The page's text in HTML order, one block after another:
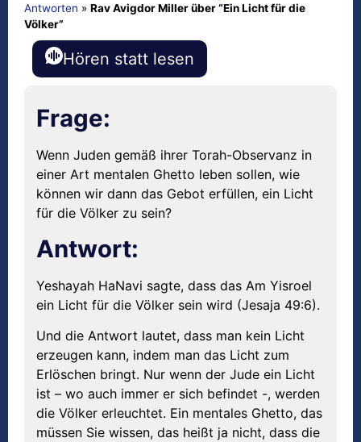
Antworten » Rav Avigdor Miller über “Ein Licht für die
Völker”
Hören statt lesen
Frage:
Wenn Juden gemäß ihrer Torah-Observanz in
einer Art mentalen Ghetto leben sollen, wie
können wir dann das Gebot erfüllen, ein Licht
für die Völker zu sein?
Antwort:
Yeshayah HaNavi sagte, dass das Am Yisroel
ein Licht für die Völker sein wird (Jesaja 49:6).
Und die Antwort lautet, dass man kein Licht
erzeugen kann, indem man das Licht zum
Erlöschen bringt. Nur wenn der Jude ein Licht
ist – wo auch immer er sich befindet -, werden
die Völker erleuchtet. Ein mentales Ghetto, das
müssen Sie wissen, das heißt ja nicht, dass die